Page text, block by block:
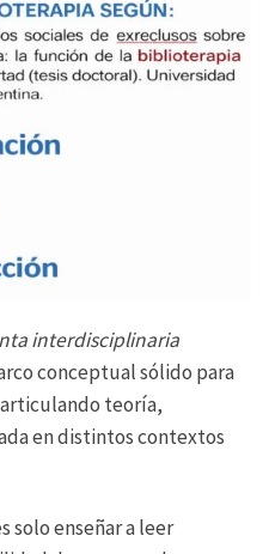
interdisciplinaria
conceptual sólido para
teoría,
en distintos contextos
solo enseñar a leer